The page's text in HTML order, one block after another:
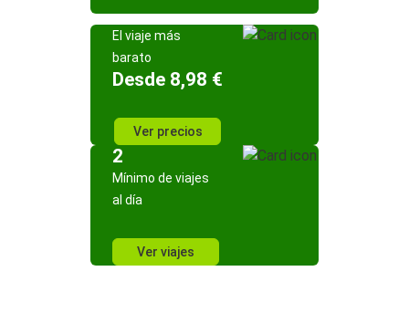
El viaje más
barato
Desde 8,98 €
Ver precios
2
Mínimo de viajes
al día
Ver viajes